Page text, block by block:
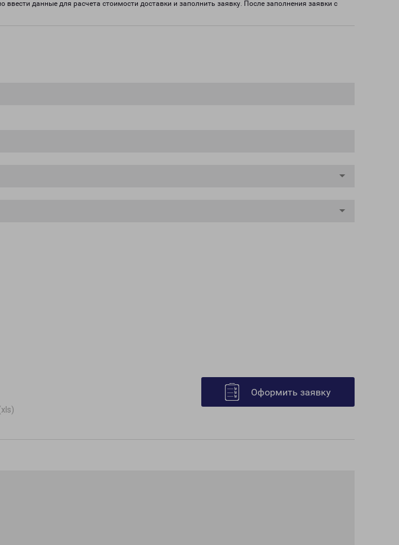
данные для расчета стоимости доставки и заполнить заявку. После заполнения заявки с
Оформить заявку